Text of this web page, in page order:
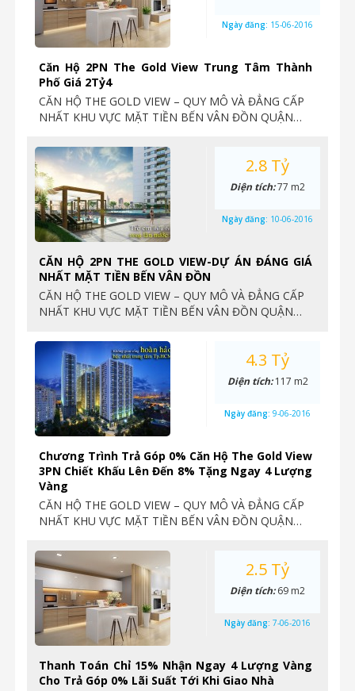
Căn Hộ 2PN The Gold View Trung Tâm Thành
Phố Giá 2Tỷ4
CĂN HỘ THE GOLD VIEW – QUY MÔ VÀ ĐẲNG CẤP
NHẤT KHU VỰC MẶT TIỀN BẾN VÂN ĐỒN QUẬN…
Ngày đăng: 15-06-2016
CĂN HỘ 2PN THE GOLD VIEW-DỰ ÁN ĐÁNG GIÁ
NHẤT MẶT TIỀN BẾN VÂN ĐỒN
CĂN HỘ THE GOLD VIEW – QUY MÔ VÀ ĐẲNG CẤP
NHẤT KHU VỰC MẶT TIỀN BẾN VÂN ĐỒN QUẬN…
2.8 Tỷ
Diện tích:77 m2
Ngày đăng: 10-06-2016
Chương Trình Trả Góp 0% Căn Hộ The Gold View
3PN Chiết Khấu Lên Đến 8% Tặng Ngay 4 Lượng
Vàng
CĂN HỘ THE GOLD VIEW – QUY MÔ VÀ ĐẲNG CẤP
NHẤT KHU VỰC MẶT TIỀN BẾN VÂN ĐỒN QUẬN…
4.3 Tỷ
Diện tích:117 m2
Ngày đăng: 9-06-2016
Thanh Toán Chỉ 15% Nhận Ngay 4 Lượng Vàng
Cho Trả Góp 0% Lãi Suất Tới Khi Giao Nhà
2.5 Tỷ
Diện tích:69 m2
Ngày đăng: 7-06-2016